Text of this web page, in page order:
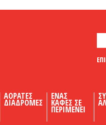
ΑΟΡΑΤΕΣ
ΔΙΑΔΡΟΜΕΣ
ΕΝΑΣ
ΚΑΦΕΣ ΣΕ
ΠΕΡΙΜΕΝΕΙ